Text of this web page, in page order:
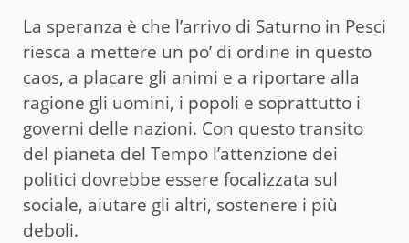
La speranza è che l’arrivo di Saturno in Pesci
riesca a mettere un po’ di ordine in questo
caos, a placare gli animi e a riportare alla
ragione gli uomini, i popoli e soprattutto i
governi delle nazioni. Con questo transito
del pianeta del Tempo l’attenzione dei
politici dovrebbe essere focalizzata sul
sociale, aiutare gli altri, sostenere i più
deboli.